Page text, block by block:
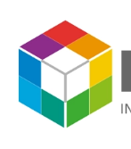
製品の無断使用
は、返信や早急
製品の内容に
す。予めご了承
更新・発表等の